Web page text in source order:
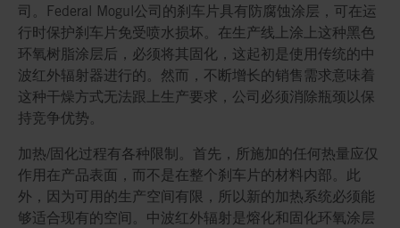
司。Federal Mogul公司的刹车片具有防腐蚀涂层，可在运
行时保护刹车片免受喷水损坏。在生产线上涂上这种黑色
环氧树脂涂层后，必须将其固化，这起初是使用传统的中
波红外辐射器进行的。然而，不断增长的销售需求意味着
这种干燥方式无法跟上生产要求，公司必须消除瓶颈以保
持竞争优势。
加热/固化过程有各种限制。首先，所施加的任何热量应仅
作用在产品表面，而不是在整个刹车片的材料内部。此
外，因为可用的生产空间有限，所以新的加热系统必须能
够适合现有的空间。中波红外辐射是熔化和固化环氧涂层